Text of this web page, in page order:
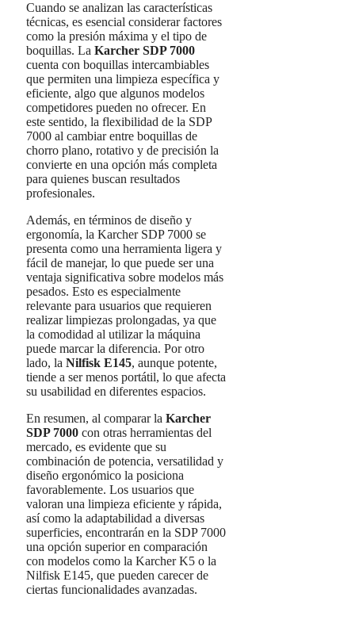
Cuando se analizan las características
técnicas, es esencial considerar factores
como la presión máxima y el tipo de
boquillas. La Karcher SDP 7000
cuenta con boquillas intercambiables
que permiten una limpieza específica y
eficiente, algo que algunos modelos
competidores pueden no ofrecer. En
este sentido, la flexibilidad de la SDP
7000 al cambiar entre boquillas de
chorro plano, rotativo y de precisión la
convierte en una opción más completa
para quienes buscan resultados
profesionales.
Además, en términos de diseño y
ergonomía, la Karcher SDP 7000 se
presenta como una herramienta ligera y
fácil de manejar, lo que puede ser una
ventaja significativa sobre modelos más
pesados. Esto es especialmente
relevante para usuarios que requieren
realizar limpiezas prolongadas, ya que
la comodidad al utilizar la máquina
puede marcar la diferencia. Por otro
lado, la Nilfisk E145, aunque potente,
tiende a ser menos portátil, lo que afecta
su usabilidad en diferentes espacios.
En resumen, al comparar la Karcher
SDP 7000 con otras herramientas del
mercado, es evidente que su
combinación de potencia, versatilidad y
diseño ergonómico la posiciona
favorablemente. Los usuarios que
valoran una limpieza eficiente y rápida,
así como la adaptabilidad a diversas
superficies, encontrarán en la SDP 7000
una opción superior en comparación
con modelos como la Karcher K5 o la
Nilfisk E145, que pueden carecer de
ciertas funcionalidades avanzadas.